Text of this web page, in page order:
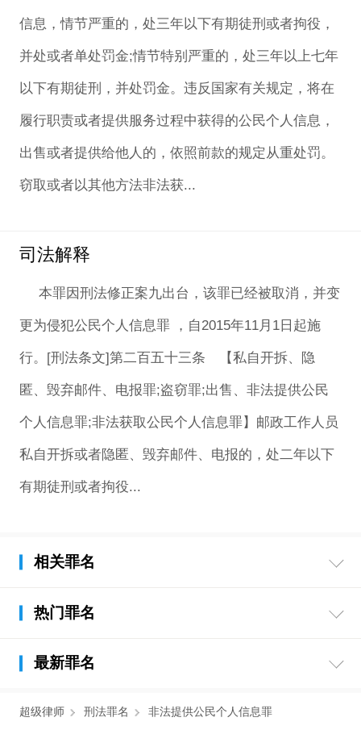
信息，情节严重的，处三年以下有期徒刑或者拘役，
并处或者单处罚金;情节特别严重的，处三年以上七年
以下有期徒刑，并处罚金。违反国家有关规定，将在
履行职责或者提供服务过程中获得的公民个人信息，
出售或者提供给他人的，依照前款的规定从重处罚。
窃取或者以其他方法非法获...
司法解释
本罪因刑法修正案九出台，该罪已经被取消，并变
更为侵犯公民个人信息罪 ，自2015年11月1日起施
行。[刑法条文]第二百五十三条 【私自开拆、隐
匿、毁弃邮件、电报罪;盗窃罪;出售、非法提供公民
个人信息罪;非法获取公民个人信息罪】邮政工作人员
私自开拆或者隐匿、毁弃邮件、电报的，处二年以下
有期徒刑或者拘役...
相关罪名
热门罪名
最新罪名
超级律师 刑法罪名 非法提供公民个人信息罪